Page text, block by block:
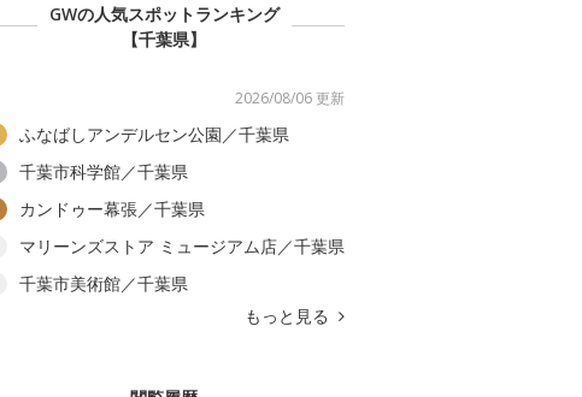
GWの人気スポットランキング
【千葉県】
2026/08/06 更新
ふなばしアンデルセン公園／千葉県
千葉市科学館／千葉県
カンドゥー幕張／千葉県
マリーンズストア ミュージアム店／千葉県
千葉市美術館／千葉県
もっと見る